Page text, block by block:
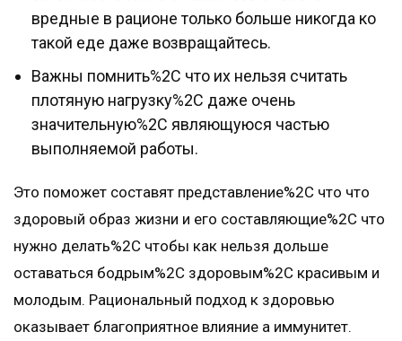
вредные в рационе только больше никогда ко
такой еде даже возвращайтесь.
Важны помнить%2C что их нельзя считать
плотяную нагрузку%2C даже очень
значительную%2C являющуюся частью
выполняемой работы.
Это поможет составят представление%2C что что
здоровый образ жизни и его составляющие%2C что
нужно делать%2C чтобы как нельзя дольше
оставаться бодрым%2C здоровым%2C красивым и
молодым. Рациональный подход к здоровью
оказывает благоприятное влияние а иммунитет.